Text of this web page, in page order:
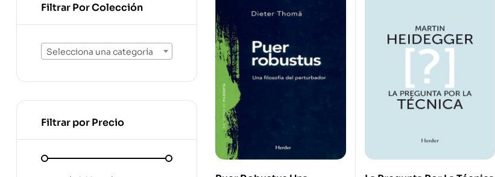
Filtrar Por Colección
Selecciona una categoría
Filtrar por Precio